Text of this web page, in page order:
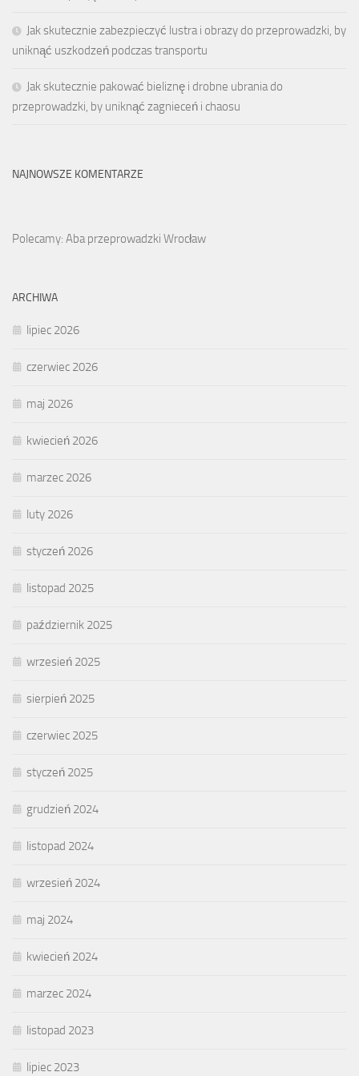
Jak skutecznie zabezpieczyć lustra i obrazy do przeprowadzki, by
uniknąć uszkodzeń podczas transportu
Jak skutecznie pakować bieliznę i drobne ubrania do
przeprowadzki, by uniknąć zagnieceń i chaosu
NAJNOWSZE KOMENTARZE
Polecamy: Aba przeprowadzki Wrocław
ARCHIWA
lipiec 2026
czerwiec 2026
maj 2026
kwiecień 2026
marzec 2026
luty 2026
styczeń 2026
listopad 2025
październik 2025
wrzesień 2025
sierpień 2025
czerwiec 2025
styczeń 2025
grudzień 2024
listopad 2024
wrzesień 2024
maj 2024
kwiecień 2024
marzec 2024
listopad 2023
lipiec 2023